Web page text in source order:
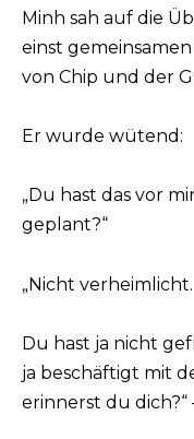
Minh sah auf die
einst
von Chip und der
Er wurde wütend:
„Du hast das vor
geplant?“
„Nicht verheimlicht.
Du hast ja nicht
ja beschäftigt mit
erinnerst du